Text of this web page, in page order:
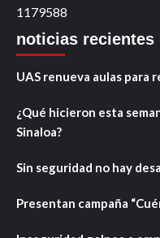
1179588
noticias recientes
UAS renueva aulas para
¿Qué hicieron esta
Sinaloa?
Sin seguridad no hay
Presentan campaña